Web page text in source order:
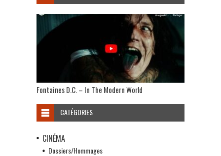
Fontaines D.C. – In The Modern World
CATÉGORIES
CINÉMA
Dossiers/Hommages